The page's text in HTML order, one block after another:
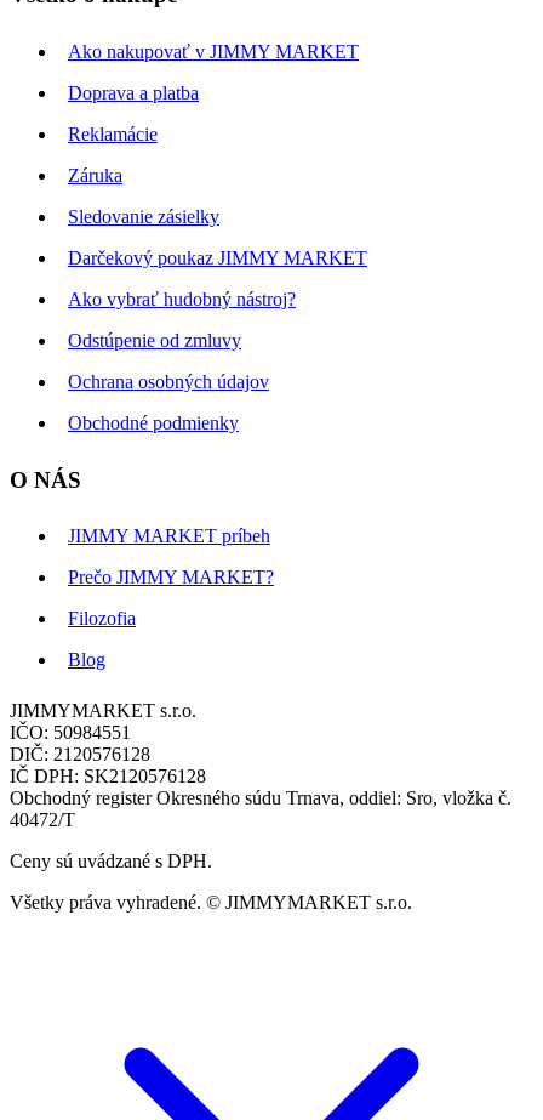
Ako nakupovať v JIMMY MARKET
Doprava a platba
Reklamácie
Záruka
Sledovanie zásielky
Darčekový poukaz JIMMY MARKET
Ako vybrať hudobný nástroj?
Odstúpenie od zmluvy
Ochrana osobných údajov
Obchodné podmienky
O NÁS
JIMMY MARKET príbeh
Prečo JIMMY MARKET?
Filozofia
Blog
JIMMYMARKET s.r.o.
IČO: 50984551
DIČ: 2120576128
IČ DPH: SK2120576128
Obchodný register Okresného súdu Trnava, oddiel: Sro, vložka č.
40472/T
Ceny sú uvádzané s DPH.
Všetky práva vyhradené. © JIMMYMARKET s.r.o.